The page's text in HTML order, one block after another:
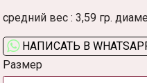
средний вес : 3,59 гр.
НАПИСАТЬ В
Размер